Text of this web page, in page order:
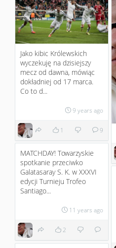
Jako kibic Królewskich
wyczekuję na dzisiejszy
mecz od dawna, mówiąc
dokładniej od 17 marca.
Co to d...
9 years ago
1 9
MATCHDAY! Towarzyskie
spotkanie przeciwko
Galatasaray S. K. w XXXVI
edycji Turnieju Trofeo
Santiago...
11 years ago
2